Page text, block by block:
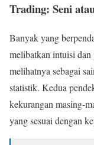
Trading: Seni
Banyak yang
melibatkan intuisi dan
melihatnya sebagai
statistik. Kedua
kekurangan masing-
yang sesuai dengan